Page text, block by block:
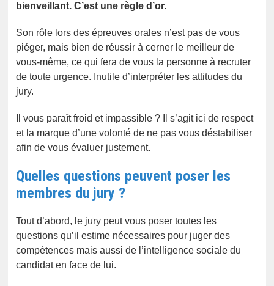
bienveillant. C’est une règle d’or.
Son rôle lors des épreuves orales n’est pas de vous
piéger, mais bien de réussir à cerner le meilleur de
vous-même, ce qui fera de vous la personne à recruter
de toute urgence. Inutile d’interpréter les attitudes du
jury.
Il vous paraît froid et impassible ? Il s’agit ici de respect
et la marque d’une volonté de ne pas vous déstabiliser
afin de vous évaluer justement.
Quelles questions peuvent poser les
membres du jury ?
Tout d’abord, le jury peut vous poser toutes les
questions qu’il estime nécessaires pour juger des
compétences mais aussi de l’intelligence sociale du
candidat en face de lui.